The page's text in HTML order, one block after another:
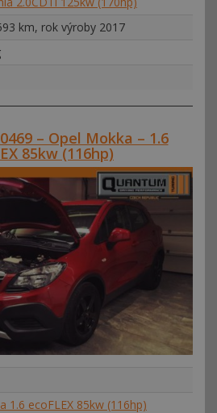
km, rok výroby 2017
– Opel Mokka – 1.6
85kw (116hp)
1.6 ecoFLEX 85kw (116hp)